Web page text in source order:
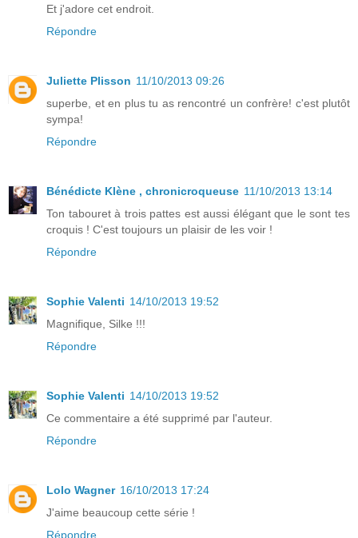
Et j'adore cet endroit.
Répondre
Juliette Plisson 11/10/2013 09:26
superbe, et en plus tu as rencontré un confrère! c'est plutôt
sympa!
Répondre
Bénédicte Klène , chronicroqueuse 11/10/2013 13:14
Ton tabouret à trois pattes est aussi élégant que le sont tes
croquis ! C'est toujours un plaisir de les voir !
Répondre
Sophie Valenti 14/10/2013 19:52
Magnifique, Silke !!!
Répondre
Sophie Valenti 14/10/2013 19:52
Ce commentaire a été supprimé par l'auteur.
Répondre
Lolo Wagner 16/10/2013 17:24
J'aime beaucoup cette série !
Répondre